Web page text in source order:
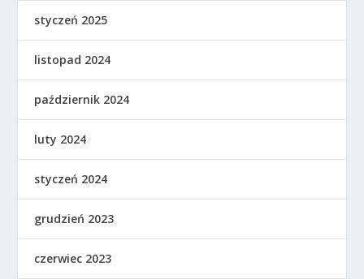
styczeń 2025
listopad 2024
październik 2024
luty 2024
styczeń 2024
grudzień 2023
czerwiec 2023